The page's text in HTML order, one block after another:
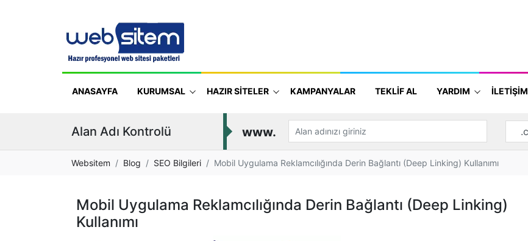
ANASAYFA KURUMSAL HAZIR SİTELER KAMPANYALAR TEKLİF AL YARDIM İLETİŞİM
Alan Adı Kontrolü www.
Websitem Blog SEO Bilgileri Mobil Uygulama Reklamcılığında Derin Bağlantı (Deep Linking) Kullanımı
Mobil Uygulama Reklamcılığında Derin Bağlantı (Deep Linking)
Kullanımı